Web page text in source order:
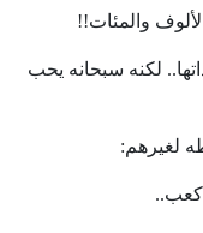
والمئات!!
لكنه سبحانه يحب
لغيرهم:
كعب..